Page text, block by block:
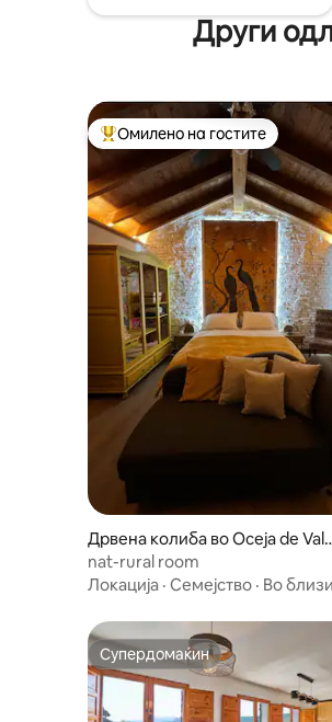
Други
Меѓу најуспешните „Омилени на
Омилено на гостите
Дрвена колиба во Oceja de
ellorma
nat-rural room
Локација · Семејство · Во
Супердомаќин
Супердомаќин